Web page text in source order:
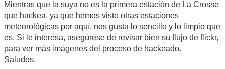
Mientras que la suya no es la primera estación de La Crosse
que hackea, ya que hemos visto otras estaciones
meteorológicas por aquí, nos gusta lo sencillo y lo limpio que
es. Si le interesa, asegúrese de revisar bien su flujo de flickr,
para ver más imágenes del proceso de hackeado.
Saludos.